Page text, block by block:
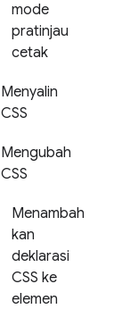
mode
pratinjau
cetak
Menyalin
CSS
Mengubah
CSS
Menambah
kan
deklarasi
CSS ke
elemen